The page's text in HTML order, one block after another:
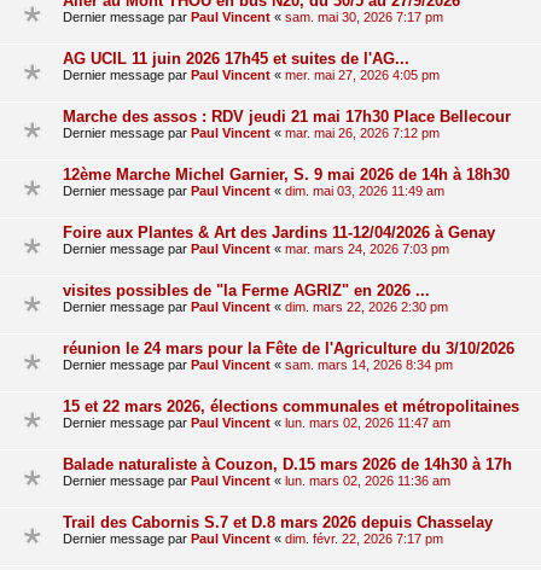
Dernier message par Paul Vincent « sam. mai 30, 2026 7:17 pm
AG UCIL 11 juin 2026 17h45 et suites de l'AG...
Dernier message par Paul Vincent « mer. mai 27, 2026 4:05 pm
Marche des assos : RDV jeudi 21 mai 17h30 Place Bellecour
Dernier message par Paul Vincent « mar. mai 26, 2026 7:12 pm
12ème Marche Michel Garnier, S. 9 mai 2026 de 14h à 18h30
Dernier message par Paul Vincent « dim. mai 03, 2026 11:49 am
Foire aux Plantes & Art des Jardins 11-12/04/2026 à Genay
Dernier message par Paul Vincent « mar. mars 24, 2026 7:03 pm
visites possibles de "la Ferme AGRIZ" en 2026 ...
Dernier message par Paul Vincent « dim. mars 22, 2026 2:30 pm
réunion le 24 mars pour la Fête de l'Agriculture du 3/10/2026
Dernier message par Paul Vincent « sam. mars 14, 2026 8:34 pm
15 et 22 mars 2026, élections communales et métropolitaines
Dernier message par Paul Vincent « lun. mars 02, 2026 11:47 am
Balade naturaliste à Couzon, D.15 mars 2026 de 14h30 à 17h
Dernier message par Paul Vincent « lun. mars 02, 2026 11:36 am
Trail des Cabornis S.7 et D.8 mars 2026 depuis Chasselay
Dernier message par Paul Vincent « dim. févr. 22, 2026 7:17 pm